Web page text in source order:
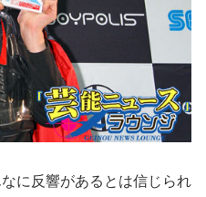
に反響があるとは信じられ